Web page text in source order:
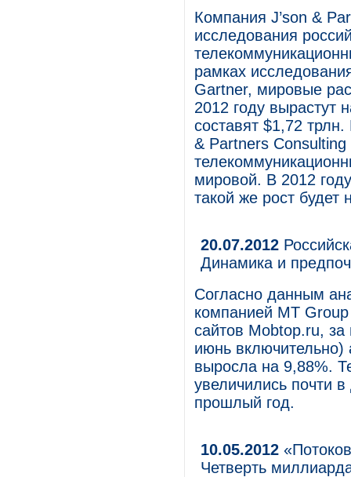
Компания J’son &
исследования
рамках
Gartner, мировые
2012 году
составят $1,72
& Partners Consulting
мировой. В 2012
такой же рост будет
20.07.2012
Динамика и
Согласно данным
компанией MT
сайтов Mobtop.ru,
июнь включительно)
выросла на 9,88%.
увеличились почти
прошлый год.
10.05.2012
Четверть